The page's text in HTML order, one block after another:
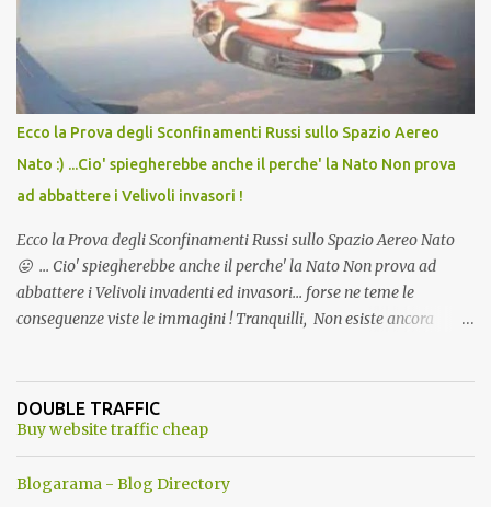
l'articolo per NON Dimenticare!
Ecco la Prova degli Sconfinamenti Russi sullo Spazio Aereo
Nato :) ...Cio' spiegherebbe anche il perche' la Nato Non prova
ad abbattere i Velivoli invasori !
Ecco la Prova degli Sconfinamenti Russi sullo Spazio Aereo Nato
😛 ... Cio' spiegherebbe anche il perche' la Nato Non prova ad
abbattere i Velivoli invadenti ed invasori... forse ne teme le
conseguenze viste le immagini ! Tranquilli, Non esiste ancora
una guerra mondiale che difficilmente da menti sane, potrebbe
DOUBLE TRAFFIC
Buy website traffic cheap
Blogarama - Blog Directory